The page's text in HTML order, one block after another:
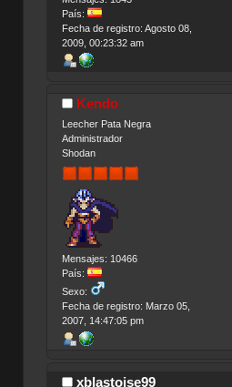
País:
Fecha de registro: Agosto 08,
2009, 00:23:32 am
Kendo
Leecher Pata Negra
Administrador
Shodan
Mensajes: 10466
País:
Sexo:
Fecha de registro: Marzo 05,
2007, 14:47:05 pm
xblastoise99